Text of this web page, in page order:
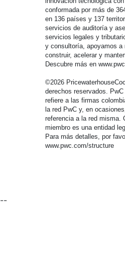
conformada por más de
en 136 países y 137
servicios de auditoría y
servicios legales y
y consultoría, apoyamos a
construir, acelerar y
Descubre más en
©2026
derechos reservados.
refiere a las firmas
la red PwC y, en
referencia a la red misma.
miembro es una entidad
Para más detalles, por
www.pwc.com/structure
--